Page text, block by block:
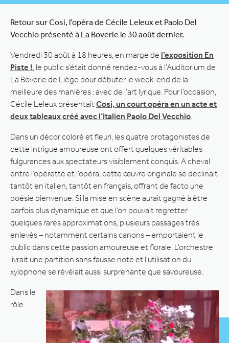
Retour sur Cosi, l’opéra de Cécile Leleux et Paolo Del
Vecchio présenté à La Boverie le 30 août dernier.
Vendredi 30 août à 18 heures, en marge de l’exposition En
Piste ! , le public s’était donné rendez-vous à l’Auditorium de
La Boverie de Liège pour débuter le week-end de la
meilleure des manières : avec de l’art lyrique. Pour l’occasion,
Cécile Leleux présentaitCosi, un court opéra en un acte et
deux tableaux créé avec l’Italien Paolo Del Vecchio
Dans un décor coloré et fleuri, les quatre protagonistes de
cette intrigue amoureuse ont offert quelques véritables
fulgurances aux spectateurs visiblement conquis. A cheval
entre l’opérette et l’opéra, cette œuvre originale se déclinait
tantôt en italien, tantôt en français, offrant de facto une
poésie bienvenue. Si la mise en scène aurait gagné à être
parfois plus dynamique et que l’on pouvait regretter
quelques rares approximations, plusieurs passages très
enlevés – notamment certains canons – emportaient le
public dans cette passion amoureuse et florale. L’orchestre
livrait une partition sans fausse note et l’utilisation du
xylophone se révélait aussi surprenante que savoureuse.
Dans le
rôle